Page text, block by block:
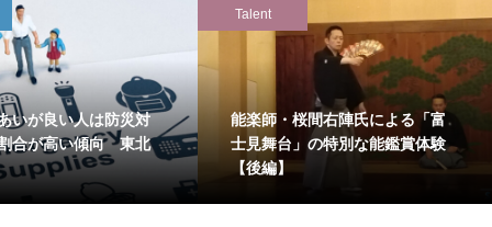
いが良い人は防災対
合が高い傾向 東北
Talent
能楽師・桜間右陣氏による「富
士見舞台」の特別な能鑑賞体験
【後編】